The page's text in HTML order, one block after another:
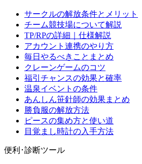
サークルの解放条件とメリット
チーム競技場について解説
TP/RPの詳細｜仕様解説
アカウント連携のやり方
毎日やるべきことまとめ
クレーンゲームのコツ
福引チャンスの効果と確率
温泉イベントの条件
あんしん笹針師の効果まとめ
勝負服の解放方法
ピースの集め方と使い道
目覚まし時計の入手方法
便利･診断ツール